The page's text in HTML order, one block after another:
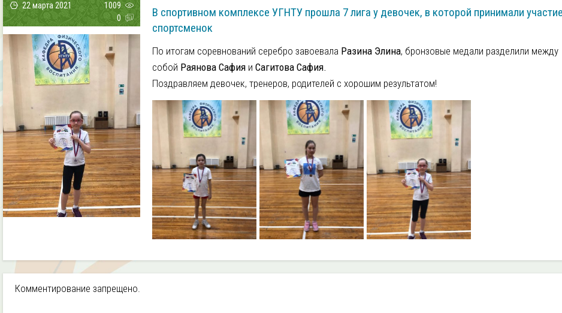
22 марта 2021
1009
0
В спортивном комплексе УГНТУ прошла 7 лига у девочек, в которой принимали
спортсменок
По итогам соревнований серебро завоевала Разина Элина, бронзовые медали разделили между
собой Раянова Сафия и Сагитова Сафия.
Поздравляем девочек, тренеров, родителей с хорошим результатом!
Комментирование запрещено.